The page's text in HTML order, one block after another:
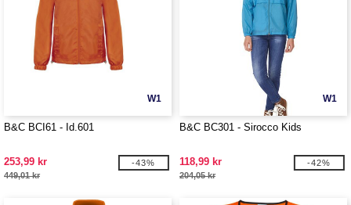
W1
B&C BCI61 - Id.601
253,99 kr
449,01 kr
-43%
W1
B&C BC301 - Sirocco Kids
118,99 kr
204,05 kr
-42%